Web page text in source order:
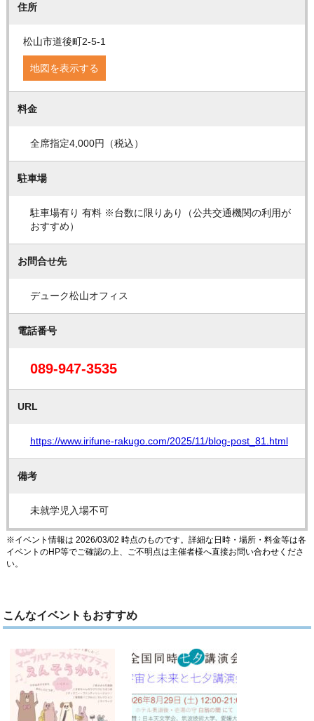
住所
松山市道後町2-5-1
地図を表示する
料金
全席指定4,000円（税込）
駐車場
駐車場有り 有料 ※台数に限りあり（公共交通機関の利用が
おすすめ）
お問合せ先
デューク松山オフィス
電話番号
089-947-3535
URL
https://www.irifune-rakugo.com/2025/11/blog-post_81.html
備考
未就学児入場不可
※イベント情報は 2026/03/02 時点のものです。詳細な日時・場所・料金等は各
イベントのHP等でご確認の上、ご不明点は主催者様へ直接お問い合わせくださ
い。
こんなイベントもおすすめ